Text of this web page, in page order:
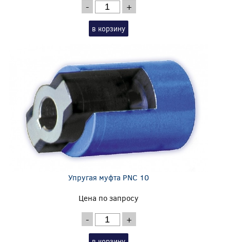
- +
в корзину
Упругая муфта PNC 10
Цена по запросу
- +